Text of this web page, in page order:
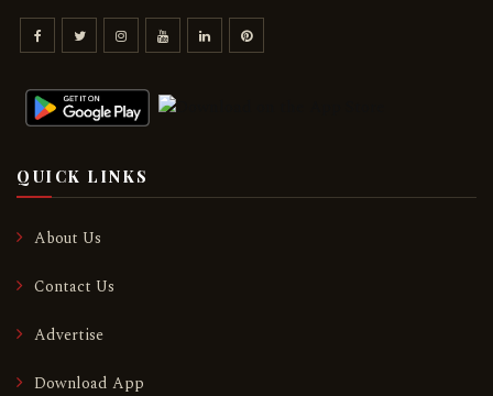
QUICK LINKS
About Us
Contact Us
Advertise
Download App